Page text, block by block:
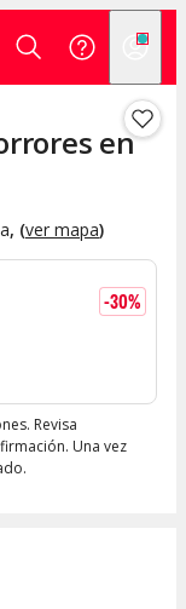
en
, (ver mapa)
-30%
Revisa
Una vez